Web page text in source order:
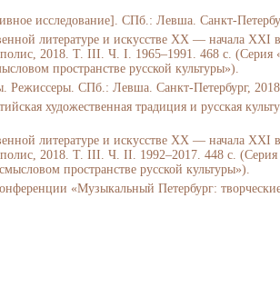
исследование]. СПб.: Левша. Санкт-
литературе и искусстве ХХ — начала ХХI
2018. Т. III. Ч. I. 1965–1991. 468 с. (Серия
пространстве русской культуры»).
СПб.: Левша. Санкт-Петербург,
художественная традиция и русская
литературе и искусстве ХХ — начала ХХI
2018. Т. III. Ч. II. 1992–2017. 448 с. (Серия
пространстве русской культуры»).
«Музыкальный Петербург: